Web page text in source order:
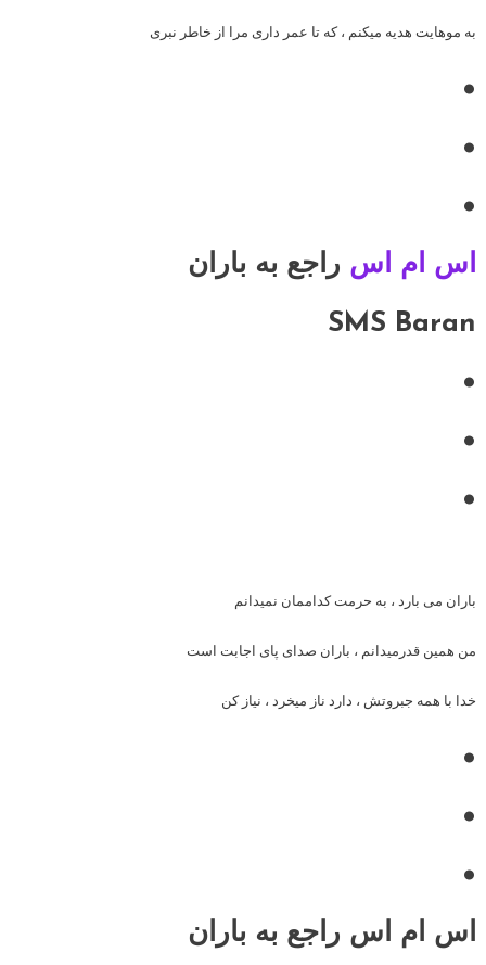
به موهایت هدیه میکنم ، که تا عمر داری مرا از خاطر نبری
•
•
•
اس ام اس راجع به باران
SMS Baran
•
•
•
باران می بارد ، به حرمت کداممان نمیدانم
من همین قدرمیدانم ، باران صدای پای اجابت است
خدا با همه جبروتش ، دارد ناز میخرد ، نیاز کن
•
•
•
اس ام اس راجع به باران